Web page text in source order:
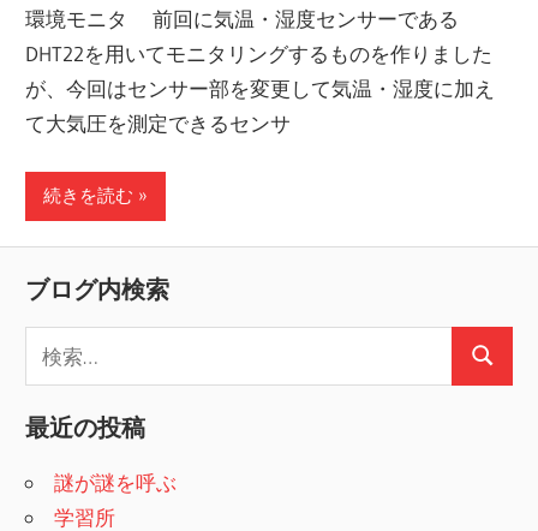
環境モニタ 前回に気温・湿度センサーである
DHT22を用いてモニタリングするものを作りました
が、今回はセンサー部を変更して気温・湿度に加え
て大気圧を測定できるセンサ
続きを読む
ブログ内検索
検
索
:
検
最近の投稿
謎が謎を呼ぶ
学習所